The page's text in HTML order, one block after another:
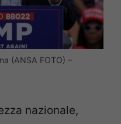
(ANSA FOTO) –
nazionale,